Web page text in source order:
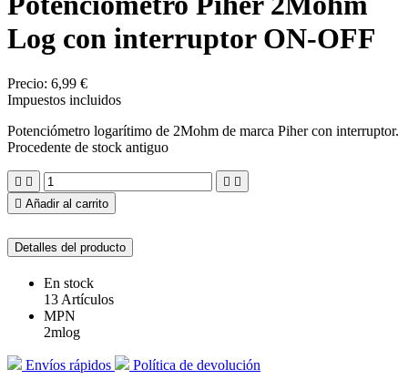
Log con interruptor ON-OFF
Precio: 6,99 €
Impuestos incluidos
Potenciómetro logarítimo de 2Mohm de marca Piher con interruptor.
Procedente de stock antiguo
   
 Añadir al carrito
Detalles del producto
En stock
13 Artículos
MPN
2mlog
Envíos rápidos Política de devolución